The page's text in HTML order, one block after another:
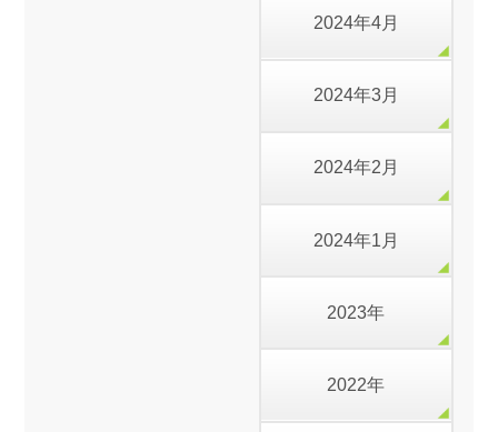
2024年4月
2024年3月
2024年2月
2024年1月
2023年
2022年